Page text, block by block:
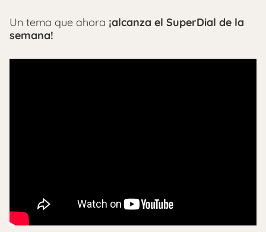
Un tema que ahora ¡alcanza el SuperDial de la
semana!